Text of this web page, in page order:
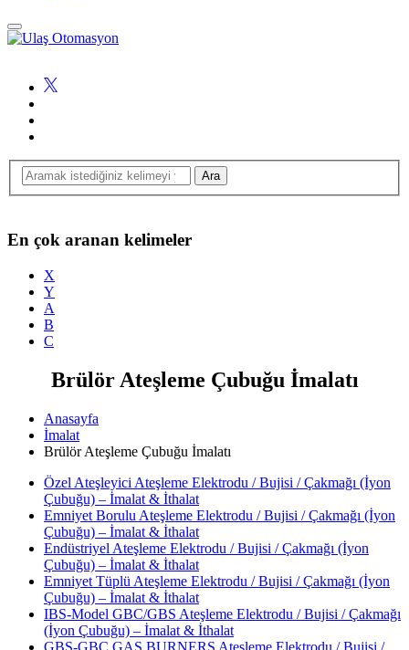
En çok aranan kelimeler
X
Y
A
B
C
Brülör Ateşleme Çubuğu İmalatı
Anasayfa
İmalat
Brülör Ateşleme Çubuğu İmalatı
Özel Ateşleyici Ateşleme Elektrodu / Bujisi / Çakmağı (İyon
Çubuğu) – İmalat & İthalat
Emniyet Borulu Ateşleme Elektrodu / Bujisi / Çakmağı (İyon
Çubuğu) – İmalat & İthalat
Endüstriyel Ateşleme Elektrodu / Bujisi / Çakmağı (İyon
Çubuğu) – İmalat & İthalat
Emniyet Tüplü Ateşleme Elektrodu / Bujisi / Çakmağı (İyon
Çubuğu) – İmalat & İthalat
IBS-Model GBC/GBS Ateşleme Elektrodu / Bujisi / Çakmağı
(İyon Çubuğu) – İmalat & İthalat
GBS-GBC GAS BURNERS Ateşleme Elektrodu / Bujisi /